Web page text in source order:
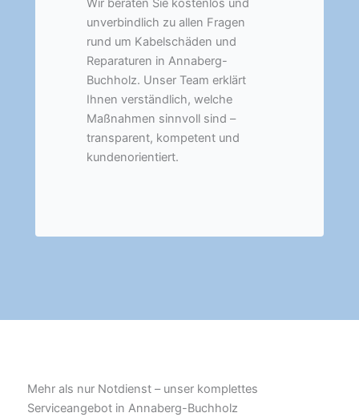
Wir beraten Sie kostenlos und
unverbindlich zu allen Fragen
rund um Kabelschäden und
Reparaturen in Annaberg-
Buchholz. Unser Team erklärt
Ihnen verständlich, welche
Maßnahmen sinnvoll sind –
transparent, kompetent und
kundenorientiert.
Mehr als nur Notdienst – unser komplettes
Serviceangebot in Annaberg-Buchholz